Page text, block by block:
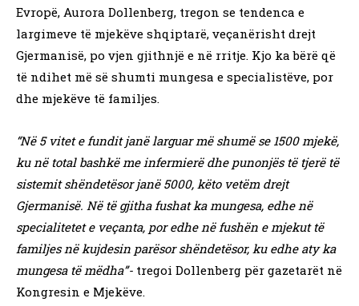
Evropë, Aurora Dollenberg, tregon se tendenca e
largimeve të mjekëve shqiptarë, veçanërisht drejt
Gjermanisë, po vjen gjithnjë e në rritje. Kjo ka bërë që
të ndihet më së shumti mungesa e specialistëve, por
dhe mjekëve të familjes.
“Në 5 vitet e fundit janë larguar më shumë se 1500 mjekë,
ku në total bashkë me infermierë dhe punonjës të tjerë të
sistemit shëndetësor janë 5000, këto vetëm drejt
Gjermanisë. Në të gjitha fushat ka mungesa, edhe në
specialitetet e veçanta, por edhe në fushën e mjekut të
familjes në kujdesin parësor shëndetësor, ku edhe aty ka
mungesa të mëdha”- tregoi Dollenberg për gazetarët në
Kongresin e Mjekëve.